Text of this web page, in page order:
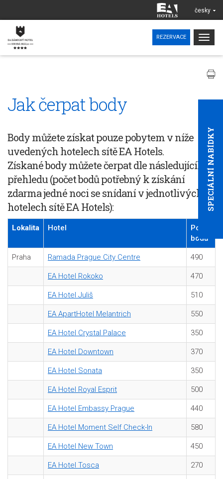
česky
REZERVACE
SPECIÁLNÍ NABÍDKY
Jak čerpat body
Body můžete získatpouze pobytem v níže
uvedených hotelech sítě EA Hotels.
Získané body můžete čerpatdle následujícího
přehledu (počet bodů potřebný k získání
zdarma jedné noci se snídaní v jednotlivých
hotelech sítě EA Hotels):
Lokalita Hotel
Počet
bodů
Praha Ramada Prague City Centre 490
EA Hotel Rokoko 470
EA Hotel Juliš 510
EA ApartHotel Melantrich 550
EA Hotel Crystal Palace 350
EA Hotel Downtown 370
EA Hotel Sonata 350
EA Hotel Royal Esprit 500
EA Hotel Embassy Prague 440
EA Hotel Moment Self Check-In 580
EA Hotel New Town 450
EA Hotel Tosca 270